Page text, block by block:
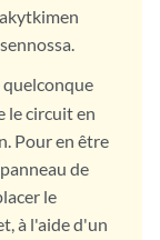
le circuit en
Pour en être
de
le
à l'aide d'un